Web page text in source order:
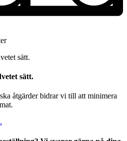
sätt.
åtgärder bidrar vi till att minimera